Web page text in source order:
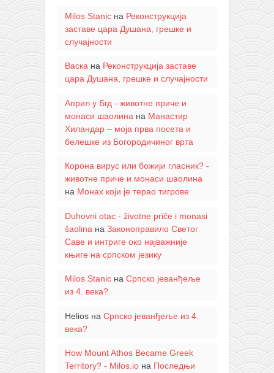
Milos Stanicна Реконструкција
заставе цара Душана, грешке и
случајности
Васка на Реконструкција заставе
цара Душана, грешке и случајности
Април у Бгд - животне приче и
монаси шаолина на Манастир
Хиландар – моја прва посета и
белешке из Богородичиног врта
Корона вирус или божији гласник? -
животне приче и монаси шаолина
на Монах који је терао тигрове
Duhovni otac - životne priče i monasi
šaolina на Законоправило Светог
Саве и интриге око најважније
књиге на српском језику
Milos Stanicна Српско јеванђеље
из 4. века?
Heliosна Српско јеванђеље из 4.
века?
How Mount Athos Became Greek
Territory? - Milos.ioна Последњи